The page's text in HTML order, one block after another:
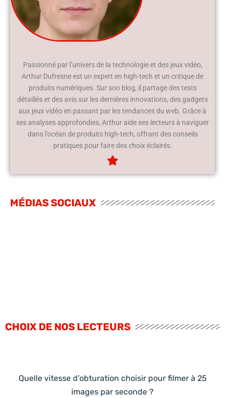
Passionné par l’univers de la technologie et des jeux vidéo,
Arthur Dufresne est un expert en high-tech et un critique de
produits numériques. Sur son blog, il partage des tests
détaillés et des avis sur les dernières innovations, des gadgets
aux jeux vidéo en passant par les tendances du web. Grâce à
ses analyses approfondies, Arthur aide ses lecteurs à naviguer
dans l’océan de produits high-tech, offrant des conseils
pratiques pour faire des choix éclairés.
MÉDIAS SOCIAUX
CHOIX DE NOS LECTEURS
Quelle vitesse d’obturation choisir pour filmer à 25
images par seconde ?